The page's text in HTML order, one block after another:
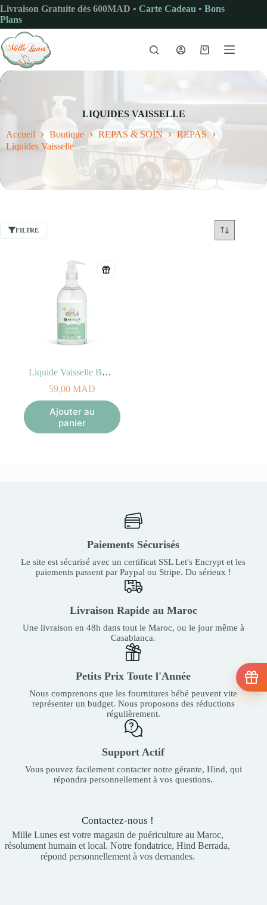
Passer
au
contenu
Livraison Gratuite dès 600MAD • Carte Cadeau • Bons
Plans
Panier
LIQUIDES VAISSELLE
Accueil Boutique REPAS & SOIN
REPAS
Liquides Vaisselle
FILTRE
Liquide Vaisselle Bébé 500ml – Neutre hypoallergénique
59,00 MAD
Ajouter au
panier
Paiements Sécurisés
Le site est sécurisé avec un certificat SSL Let's Encrypt et les
paiements passent par Paypal ou Stripe. Du sérieux !
Livraison Rapide au Maroc
Une livraison en 48h dans tout le Maroc, ou le jour même à
Casablanca.
Petits Prix Toute l'Année
Nous comprenons que les fournitures bébé peuvent vite
représenter un budget. Nous proposons des réductions
régulièrement.
Support Actif
Vous pouvez facilement contacter notre gérante, Hind, qui
répondra personnellement à vos questions.
Contactez-nous !
Mille Lunes est votre magasin de puériculture au Maroc,
résolument humain et local. Notre fondatrice, Hind Berrada,
répond personnellement à vos demandes.